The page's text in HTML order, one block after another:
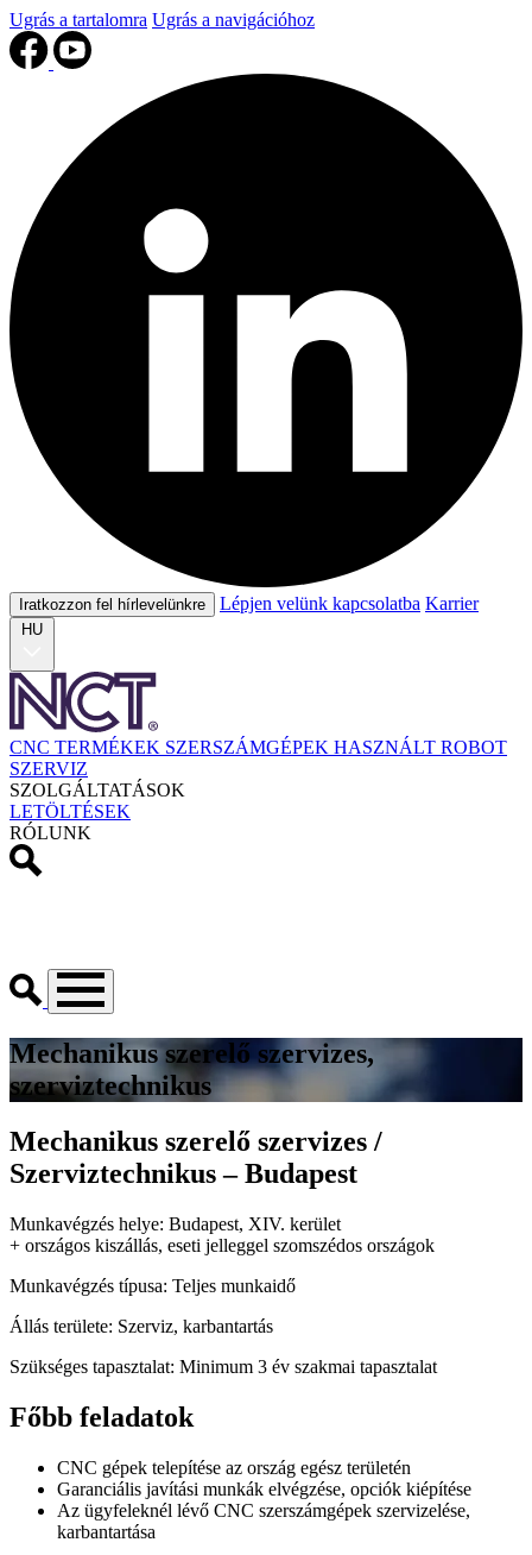
Ugrás a tartalomra Ugrás a navigációhoz
Iratkozzon fel hírlevelünkre Lépjen velünk kapcsolatba Karrier
HU
CNC TERMÉKEK SZERSZÁMGÉPEK HASZNÁLT ROBOT
SZERVIZ
SZOLGÁLTATÁSOK
LETÖLTÉSEK
RÓLUNK
Mechanikus szerelő szervizes,
szerviztechnikus
Mechanikus szerelő szervizes /
Szerviztechnikus – Budapest
Munkavégzés helye: Budapest, XIV. kerület
+ országos kiszállás, eseti jelleggel szomszédos országok
Munkavégzés típusa: Teljes munkaidő
Állás területe: Szerviz, karbantartás
Szükséges tapasztalat: Minimum 3 év szakmai tapasztalat
Főbb feladatok
CNC gépek telepítése az ország egész területén
Garanciális javítási munkák elvégzése, opciók kiépítése
Az ügyfeleknél lévő CNC szerszámgépek szervizelése,
karbantartása